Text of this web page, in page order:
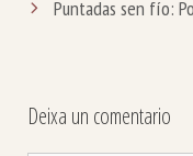
Puntadas sen fío:
Deixa un comentario